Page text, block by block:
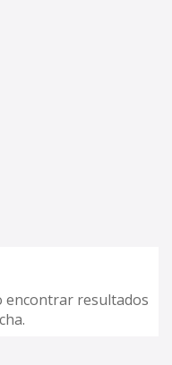
encontrar resultados